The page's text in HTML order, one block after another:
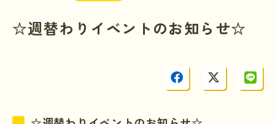
☆週替わりイベントのお知らせ☆